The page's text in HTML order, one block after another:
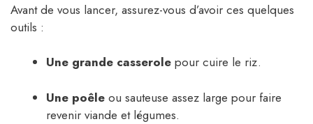
Avant de vous lancer, assurez-vous d’avoir ces quelques
outils :
Une grande casserole pour cuire le riz.
Une poêle ou sauteuse assez large pour faire
revenir viande et légumes.